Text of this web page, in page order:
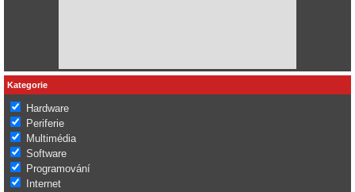
Kategorie
Hardware
Periferie
Multimédia
Software
Programování
Internet